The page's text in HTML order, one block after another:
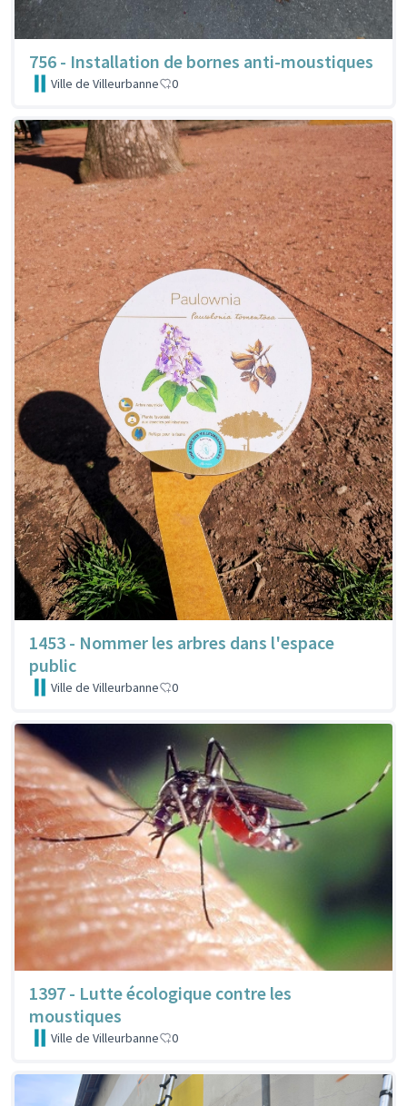
756 - Installation de bornes anti-moustiques
Ville de Villeurbanne 0
1453 - Nommer les arbres dans l'espace
public
Ville de Villeurbanne 0
1397 - Lutte écologique contre les
moustiques
Ville de Villeurbanne 0